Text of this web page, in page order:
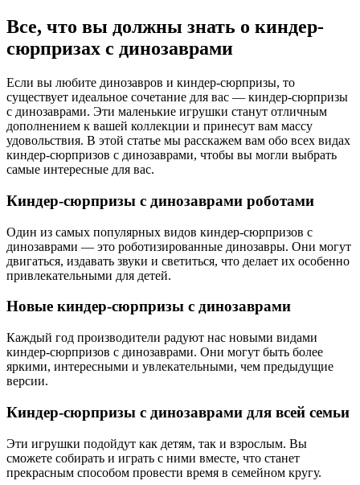
Все, что вы должны знать о киндер-
сюрпризах с динозаврами
Если вы любите динозавров и киндер-сюрпризы, то
существует идеальное сочетание для вас — киндер-сюрпризы
с динозаврами. Эти маленькие игрушки станут отличным
дополнением к вашей коллекции и принесут вам массу
удовольствия. В этой статье мы расскажем вам обо всех видах
киндер-сюрпризов с динозаврами, чтобы вы могли выбрать
самые интересные для вас.
Киндер-сюрпризы с динозаврами роботами
Один из самых популярных видов киндер-сюрпризов с
динозаврами — это роботизированные динозавры. Они могут
двигаться, издавать звуки и светиться, что делает их особенно
привлекательными для детей.
Новые киндер-сюрпризы с динозаврами
Каждый год производители радуют нас новыми видами
киндер-сюрпризов с динозаврами. Они могут быть более
яркими, интересными и увлекательными, чем предыдущие
версии.
Киндер-сюрпризы с динозаврами для всей семьи
Эти игрушки подойдут как детям, так и взрослым. Вы
сможете собирать и играть с ними вместе, что станет
прекрасным способом провести время в семейном кругу.